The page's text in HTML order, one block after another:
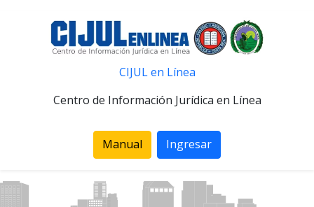
CIJUL en Línea
Centro de Información Jurídica en Línea
Manual Ingresar